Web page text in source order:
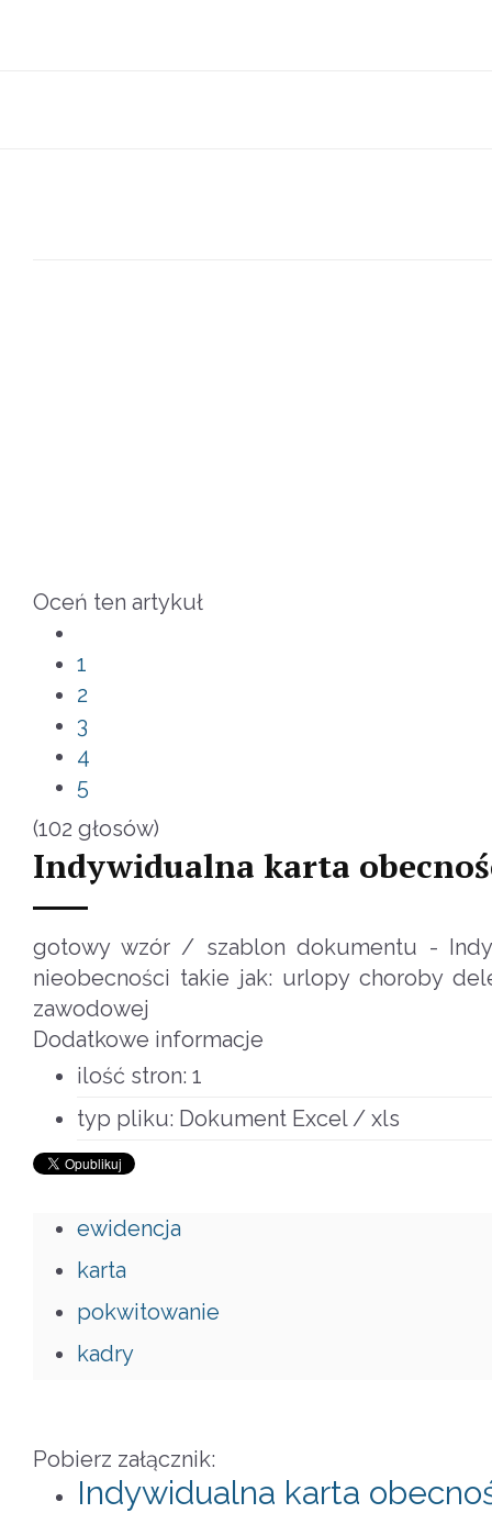
Oceń ten artykuł
1
2
3
4
5
(102 głosów)
Indywidualna karta
gotowy wzór / szablon dokumentu -
nieobecności takie jak: urlopy choroby
zawodowej
Dodatkowe informacje
ilość stron: 1
typ pliku: Dokument Excel / xls
ewidencja
karta
pokwitowanie
kadry
Pobierz załącznik:
Indywidualna karta